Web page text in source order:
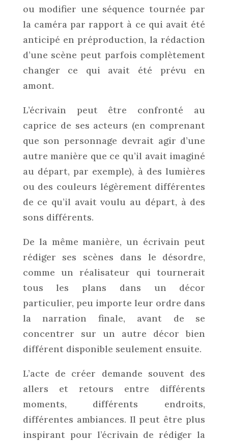
ou modifier une séquence tournée par
la caméra par rapport à ce qui avait été
anticipé en préproduction, la rédaction
d’une scène peut parfois complètement
changer ce qui avait été prévu en
amont.
L’écrivain peut être confronté au
caprice de ses acteurs (en comprenant
que son personnage devrait agir d’une
autre manière que ce qu’il avait imaginé
au départ, par exemple), à des lumières
ou des couleurs légèrement différentes
de ce qu’il avait voulu au départ, à des
sons différents.
De la même manière, un écrivain peut
rédiger ses scènes dans le désordre,
comme un réalisateur qui tournerait
tous les plans dans un décor
particulier, peu importe leur ordre dans
la narration finale, avant de se
concentrer sur un autre décor bien
différent disponible seulement ensuite.
L’acte de créer demande souvent des
allers et retours entre différents
moments, différents endroits,
différentes ambiances. Il peut être plus
inspirant pour l’écrivain de rédiger la